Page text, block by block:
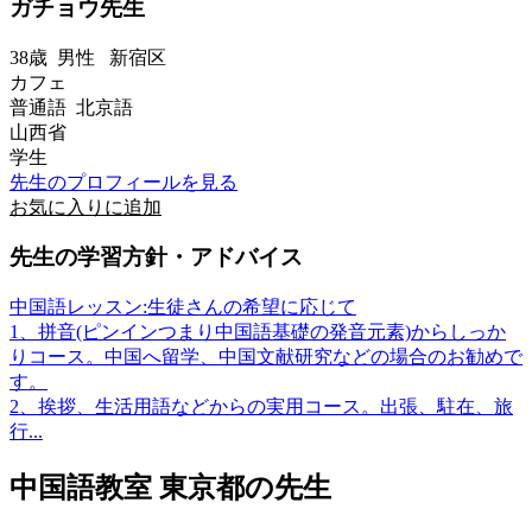
ガチョウ先生
38歳 男性 新宿区
カフェ
普通語 北京語
山西省
学生
先生のプロフィールを見る
お気に入りに追加
先生の学習方針・アドバイス
中国語レッスン:生徒さんの希望に応じて
1、拼音(ピンインつまり中国語基礎の発音元素)からしっか
りコース。中国へ留学、中国文献研究などの場合のお勧めで
す。
2、挨拶、生活用語などからの実用コース。出張、駐在、旅
行...
中国語教室 東京都の先生